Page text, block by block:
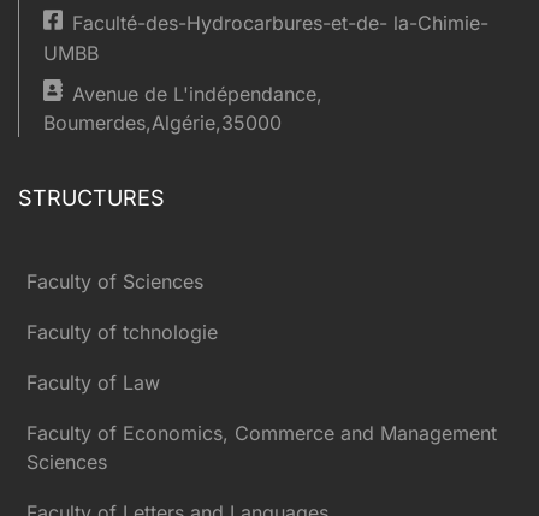
Faculté-des-Hydrocarbures-et-de- la-Chimie-
UMBB
Avenue de L'indépendance,
Boumerdes,Algérie,35000
STRUCTURES
Faculty of Sciences
Faculty of tchnologie
Faculty of Law
Faculty of Economics, Commerce and Management
Sciences